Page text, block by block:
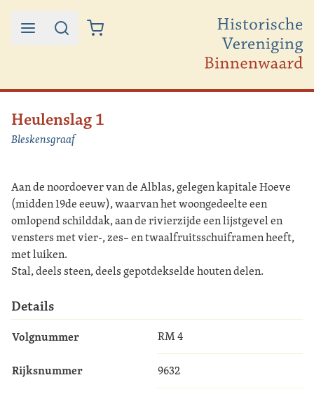
Ga naar de inhoud
Heulenslag 1
Bleskensgraaf
Aan de noordoever van de Alblas, gelegen kapitale Hoeve
(midden 19de eeuw), waarvan het woongedeelte een
omlopend schilddak, aan de rivierzijde een lijstgevel en
vensters met vier-, zes– en twaalfruitsschuiframen heeft,
met luiken.
Stal, deels steen, deels gepotdekselde houten delen.
Details
Volgnummer
RM 4
Rijksnummer 9632